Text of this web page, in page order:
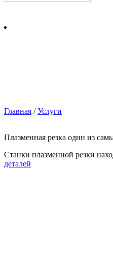
Главная /Услуги
Плазменная резка один из
Станки плазменной резки
деталей